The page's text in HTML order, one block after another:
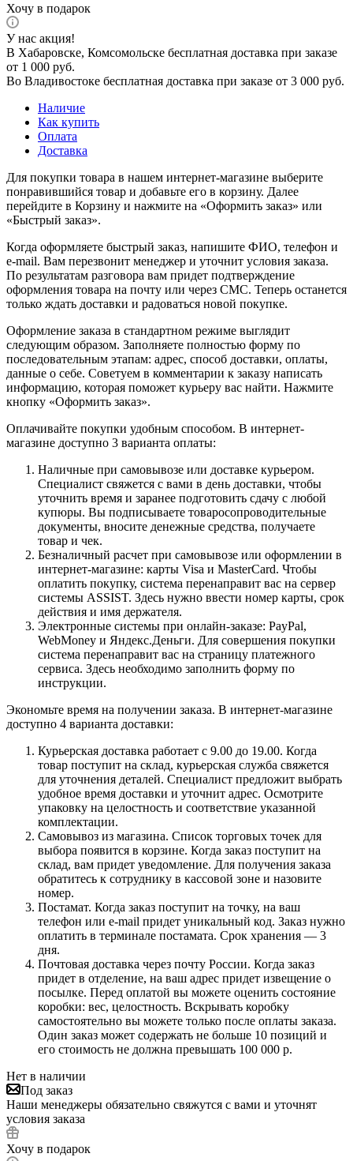
Хочу в подарок
У нас акция!
В Хабаровске, Комсомольске бесплатная доставка при заказе
от 1 000 руб.
Во Владивостоке бесплатная доставка при заказе от 3 000 руб.
Наличие
Как купить
Оплата
Доставка
Для покупки товара в нашем интернет-магазине выберите
понравившийся товар и добавьте его в корзину. Далее
перейдите в Корзину и нажмите на «Оформить заказ» или
«Быстрый заказ».
Когда оформляете быстрый заказ, напишите ФИО, телефон и
e-mail. Вам перезвонит менеджер и уточнит условия заказа.
По результатам разговора вам придет подтверждение
оформления товара на почту или через СМС. Теперь останется
только ждать доставки и радоваться новой покупке.
Оформление заказа в стандартном режиме выглядит
следующим образом. Заполняете полностью форму по
последовательным этапам: адрес, способ доставки, оплаты,
данные о себе. Советуем в комментарии к заказу написать
информацию, которая поможет курьеру вас найти. Нажмите
кнопку «Оформить заказ».
Оплачивайте покупки удобным способом. В интернет-
магазине доступно 3 варианта оплаты:
Наличные при самовывозе или доставке курьером.
Специалист свяжется с вами в день доставки, чтобы
уточнить время и заранее подготовить сдачу с любой
купюры. Вы подписываете товаросопроводительные
документы, вносите денежные средства, получаете
товар и чек.
Безналичный расчет при самовывозе или оформлении в
интернет-магазине: карты Visa и MasterCard. Чтобы
оплатить покупку, система перенаправит вас на сервер
системы ASSIST. Здесь нужно ввести номер карты, срок
действия и имя держателя.
Электронные системы при онлайн-заказе: PayPal,
WebMoney и Яндекс.Деньги. Для совершения покупки
система перенаправит вас на страницу платежного
сервиса. Здесь необходимо заполнить форму по
инструкции.
Экономьте время на получении заказа. В интернет-магазине
доступно 4 варианта доставки:
Курьерская доставка работает с 9.00 до 19.00. Когда
товар поступит на склад, курьерская служба свяжется
для уточнения деталей. Специалист предложит выбрать
удобное время доставки и уточнит адрес. Осмотрите
упаковку на целостность и соответствие указанной
комплектации.
Самовывоз из магазина. Список торговых точек для
выбора появится в корзине. Когда заказ поступит на
склад, вам придет уведомление. Для получения заказа
обратитесь к сотруднику в кассовой зоне и назовите
номер.
Постамат. Когда заказ поступит на точку, на ваш
телефон или e-mail придет уникальный код. Заказ нужно
оплатить в терминале постамата. Срок хранения — 3
дня.
Почтовая доставка через почту России. Когда заказ
придет в отделение, на ваш адрес придет извещение о
посылке. Перед оплатой вы можете оценить состояние
коробки: вес, целостность. Вскрывать коробку
самостоятельно вы можете только после оплаты заказа.
Один заказ может содержать не больше 10 позиций и
его стоимость не должна превышать 100 000 р.
Нет в наличии
Под заказ
Наши менеджеры обязательно свяжутся с вами и уточнят
условия заказа
Хочу в подарок